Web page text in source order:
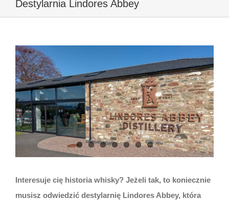
Destylarnia Lindores Abbey
Pokaż
większy
obrazek
Interesuje cię historia whisky? Jeżeli tak, to koniecznie
musisz odwiedzić destylarnię Lindores Abbey, która